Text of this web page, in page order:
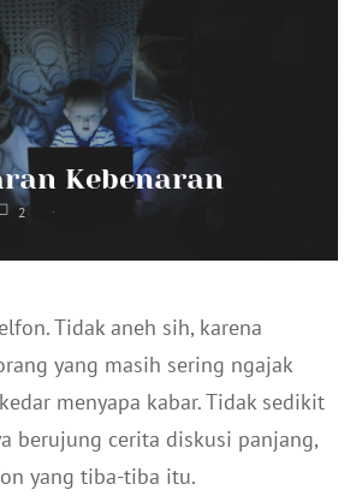
Kebenaran
2
Tidak aneh sih, karena
yang masih sering ngajak
menyapa kabar. Tidak sedikit
berujung cerita diskusi panjang,
yang tiba-tiba itu.